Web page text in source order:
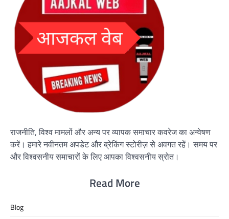
राजनीति, विश्व मामलों और अन्य पर व्यापक समाचार कवरेज का अन्वेषण
करें। हमारे नवीनतम अपडेट और ब्रेकिंग स्टोरीज़ से अवगत रहें। समय पर
और विश्वसनीय समाचारों के लिए आपका विश्वसनीय स्रोत।
Read More
Blog